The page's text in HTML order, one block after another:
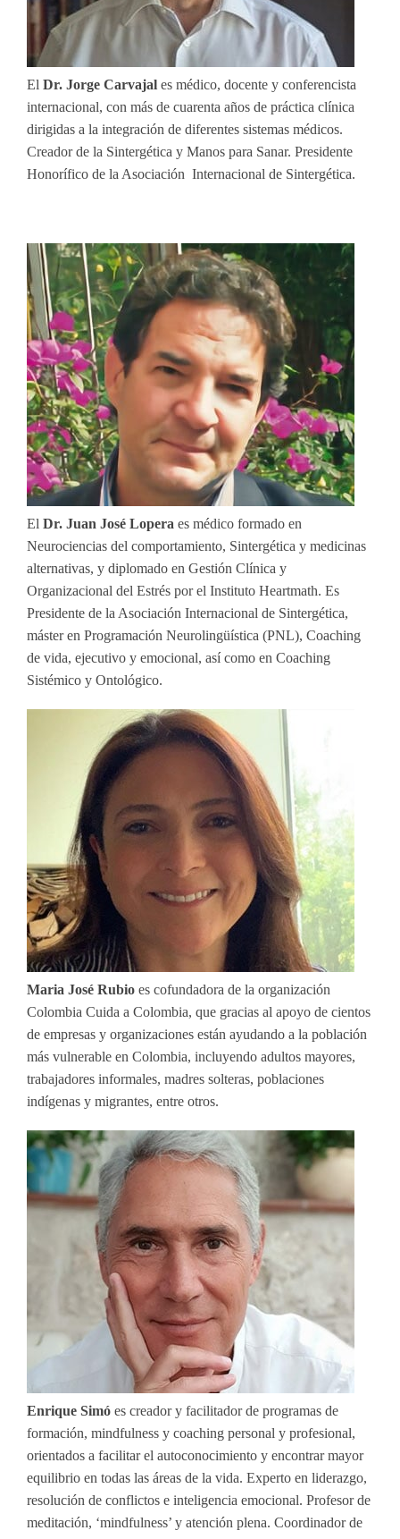
El Dr. Jorge Carvajal es médico, docente y conferencista
internacional, con más de cuarenta años de práctica clínica
dirigidas a la integración de diferentes sistemas médicos.
Creador de la Sintergética y Manos para Sanar. Presidente
Honorífico de la Asociación Internacional de Sintergética.
El Dr. Juan José Lopera es médico formado en
Neurociencias del comportamiento, Sintergética y medicinas
alternativas, y diplomado en Gestión Clínica y
Organizacional del Estrés por el Instituto Heartmath. Es
Presidente de la Asociación Internacional de Sintergética,
máster en Programación Neurolingüística (PNL), Coaching
de vida, ejecutivo y emocional, así como en Coaching
Sistémico y Ontológico.
Maria José Rubio es cofundadora de la organización
Colombia Cuida a Colombia, que gracias al apoyo de cientos
de empresas y organizaciones están ayudando a la población
más vulnerable en Colombia, incluyendo adultos mayores,
trabajadores informales, madres solteras, poblaciones
indígenas y migrantes, entre otros.
Enrique Simó es creador y facilitador de programas de
formación, mindfulness y coaching personal y profesional,
orientados a facilitar el autoconocimiento y encontrar mayor
equilibrio en todas las áreas de la vida. Experto en liderazgo,
resolución de conflictos e inteligencia emocional. Profesor de
meditación, ‘mindfulness’ y atención plena. Coordinador de